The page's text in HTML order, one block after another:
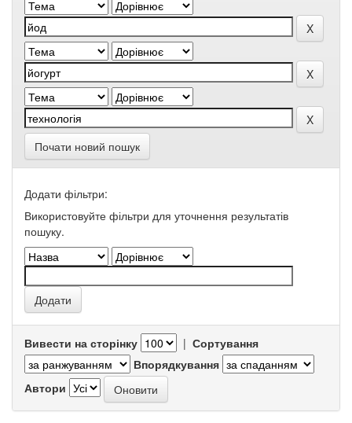
Почати новий пошук
Додати фільтри:
Використовуйте фільтри для уточнення результатів
пошуку.
Вивести на сторінку | Сортування
Впорядкування
Автори